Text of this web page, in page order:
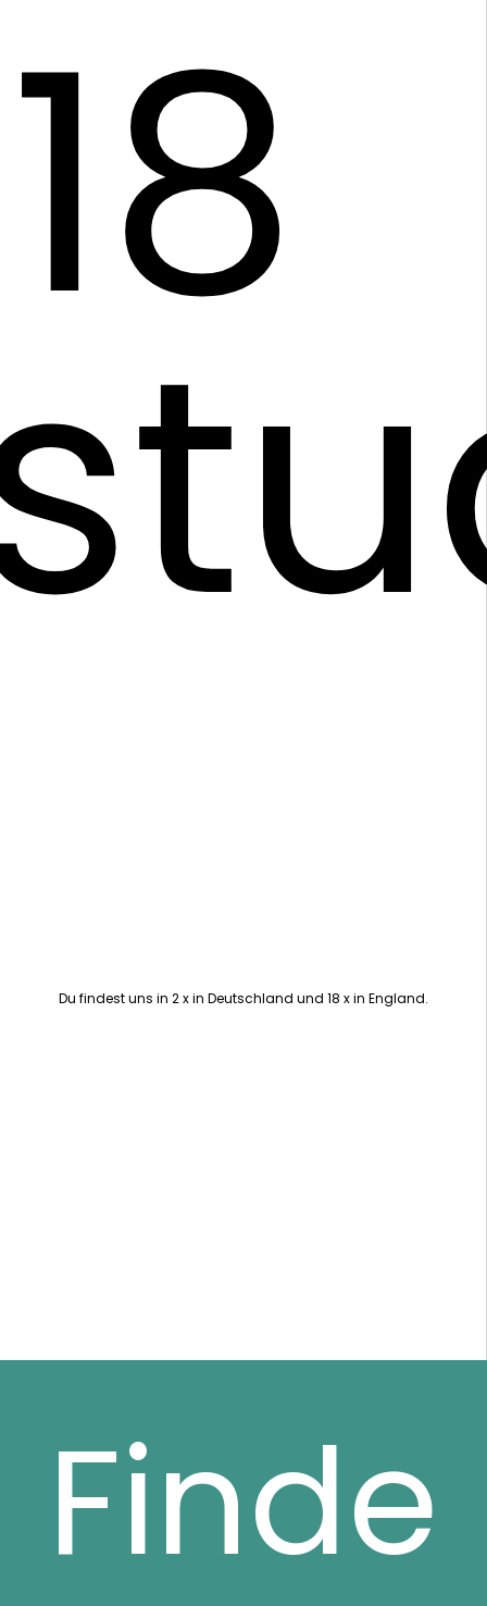
18
Du findest uns in 2 x in Deutschland und 18 x in England.
Finde